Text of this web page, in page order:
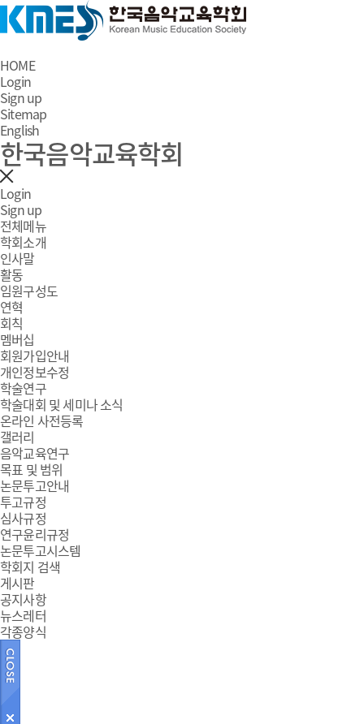
HOME
Login
Sign up
Sitemap
English
한국음악교육학회
Login
Sign up
전체메뉴
학회소개
인사말
활동
임원구성도
연혁
회칙
멤버십
회원가입안내
개인정보수정
학술연구
학술대회 및 세미나 소식
온라인 사전등록
갤러리
음악교육연구
목표 및 범위
논문투고안내
투고규정
심사규정
연구윤리규정
논문투고시스템
학회지 검색
게시판
공지사항
뉴스레터
각종양식